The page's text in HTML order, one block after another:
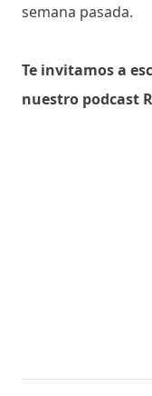
semana pasada.
Te invitamos a
nuestro podcast